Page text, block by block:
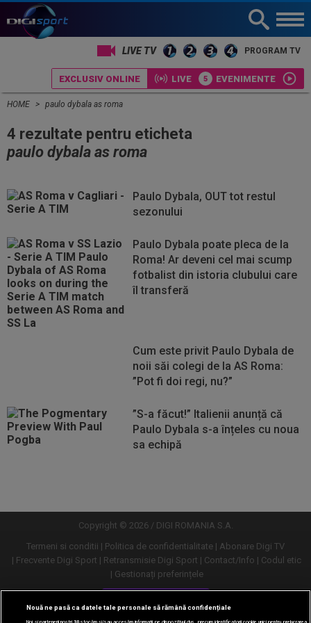
LIVE TV PROGRAM TV
EXCLUSIV ONLINE LIVE EVENIMENTE
HOME paulo dybala as roma
4 rezultate pentru eticheta
paulo dybala as roma
Paulo Dybala, OUT tot restul
sezonului
Paulo Dybala poate pleca de la
Roma! Ar deveni cel mai scump
fotbalist din istoria clubului care
îl transferă
Cum este privit Paulo Dybala de
noii săi colegi de la AS Roma:
”Pot fi doi regi, nu?”
”S-a făcut!” Italienii anunță că
Paulo Dybala s-a înțeles cu noua
sa echipă
mai
mai
Copyright © 2026 / DIGI ROMANIA S.A.
Termeni si conditii
Politica de confidentialitate
Abonare Digi TV
Frecvente Digi Sport
Retransmisie Digi Sport Contact/Info
Codul etic
Gestionați preferințele
Versiune desktop
Nouă ne pasă ca datele tale personale să rămână confidențiale